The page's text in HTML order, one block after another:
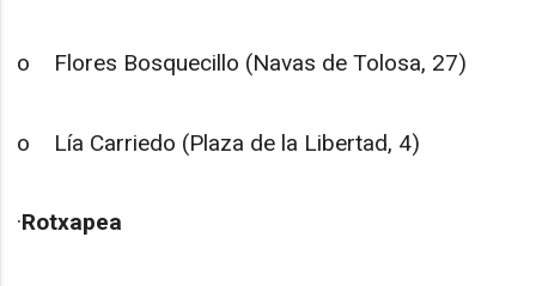
o Flores Bosquecillo (Navas de Tolosa, 27)
o Lía Carriedo (Plaza de la Libertad, 4)
·Rotxapea